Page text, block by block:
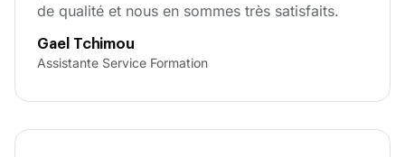
de qualité et nous en sommes très satisfaits.
Gael Tchimou
Assistante Service Formation